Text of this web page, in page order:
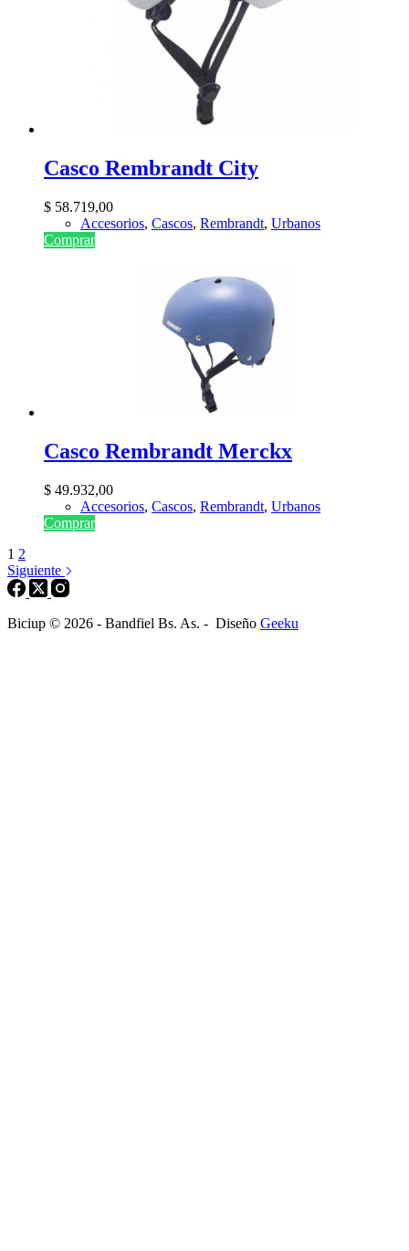
Casco Rembrandt City
$ 58.719,00
Accesorios, Cascos, Rembrandt, Urbanos
Comprar
Casco Rembrandt Merckx
$ 49.932,00
Accesorios, Cascos, Rembrandt, Urbanos
Comprar
1 2
Siguiente
Biciup © 2026 - Bandfiel Bs. As. - Diseño Geeku